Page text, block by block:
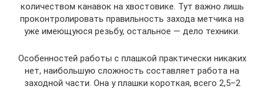
количеством канавок на хвостовике. Тут важно лишь
проконтролировать правильность захода метчика на
уже имеющуюся резьбу, остальное — дело техники.
Особенностей работы с плашкой практически никаких
нет, наибольшую сложность составляет работа на
заходной части. Она у плашки короткая, всего 2,5–2